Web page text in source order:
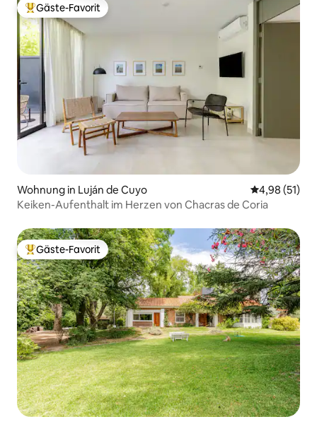
Beliebter Gäste-Favorit.
Gäste-Favorit
Wohnung in Luján de Cuyo
4,98 (51)
Keiken-Aufenthalt im Herzen von Chacras de Coria
Beliebter Gäste-Favorit.
Gäste-Favorit